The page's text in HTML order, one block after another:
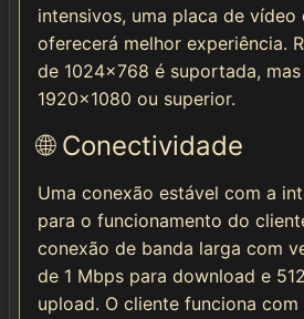
intensivos, uma placa de vídeo
oferecerá melhor experiência.
de 1024x768 é suportada,
1920x1080 ou superior.
🌐 Conectividade
Uma conexão estável com a
para o funcionamento do
conexão de banda larga com
de 1 Mbps para download e
upload. O cliente funciona